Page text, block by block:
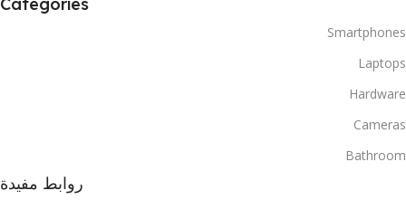
Smartphones
Laptops
Hardware
Cameras
Bathroom
روابط مفيدة